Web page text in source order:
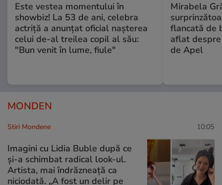
Este vestea momentului în
showbiz! La 53 de ani, celebra
actriță a anunțat oficial nașterea
celui de-al treilea copil al său:
"Bun venit în lume, fiule"
Mirabela
flancată de
aflat
de Apel
MONDEN
Stiri Mondene 10:05
Imagini cu Lidia Buble după ce
și-a schimbat radical look-ul.
Artista, mai îndrăzneață ca
niciodată. „A fost un delir pe